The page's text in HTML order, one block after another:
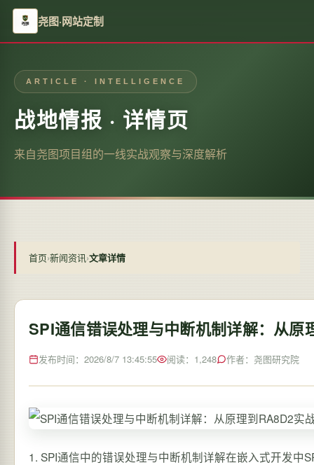
尧图·网站定制
ARTICLE · INTELLIGENCE
战地情报 · 详情页
来自尧图项目组的一线实战观察与深度解析
首页›新闻资讯›文章详情
SPI通信错误处理与中断机制详解：从原
发布时间：2026/8/7 13:45:55 阅读：1,248 作者：尧图研究院
1. SPI通信中的错误处理与中断机制详解在嵌入式开发中SPISerial Peripheral Interface因其协议简单、速率高、硬件资源占用少而备受青睐。无论是驱动一块TFT屏幕、读取一个传感器还是与Flash存储器交换数据SPI都是工程师工具箱里的常客。然而真正让一个SPI通信项目从“能跑”到“跑得稳”的关键往往不在于如何发送和接收数据而在于如何处理那些“万一”的情况——通信出错怎么办数据丢失了怎么知道系统如何及时响应这些异常这些问题恰恰是区分新手和老手的分水岭。最近在基于瑞萨RA8D2系列MCU开发一个高可靠性的数据采集模块时我花了大量时间深挖其SPI模块的用户手册特别是关于错误处理和中断机制的部分。我发现很多开发者包括曾经的我对SPI的理解停留在“四根线、主从通信”的层面对协议栈底层的错误状态机和中斷管理机制一知半解导致项目后期调试时遇到各种灵异问题比如数据偶尔错位、通信莫名挂死排查起来犹如大海捞针。实际上一个健壮的SPI驱动其错误处理和中断管理的代码量有时甚至会超过正常数据收发的逻辑。RA8D2的SPI模块设计得相当细致提供了多种错误检测和灵活的中断源但如何使用好这些功能手册里的流程图和寄存器描述只是骨架真正的血肉——那些“为什么这么做”和“踩过什么坑”——需要在实际项目中才能体会。本文将结合RA8D2的用户手册和我的实战经验为你拆解SPI通信中错误处理与中断机制的每一个细节目标是让你不仅能看懂手册更能写出工业级可靠的SPI驱动代码。2. 核心概念与错误类型解析在深入流程之前我们必须先建立清晰的认知SPI通信中会遇到哪些错误这些错误是如何被硬件检测到的理解这些是设计正确处理逻辑的前提。2.1 SPI通信的四种典型错误根据RA8D2手册的描述其SPI模块主要能检测四种错误每种错误都对应着特定的硬件状态和标志位。2.1.1 模式故障错误 (Mode Fault Error)这是SPI通信中一个比较经典且严重的错误。其触发条件是当SPI模块被配置为从机模式时如果在其正在进行一次串行传输的过程中从开始到结束检测到了其片选信号SSLn0的无效边沿即从有效电平变为无效电平就会产生模式故障错误。为什么这个错误很严重在SPI协议中片选信号的有效通常为低电平标志着一次通信会话的开始和维持。在从机传输数据期间片选信号被意外取消意味着主从设备之间的通信同步被强行打断此时移位寄存器中的数据可能处于半截状态后续通信的时序将完全混乱。因此RA8D2的硬件在检测到模式故障时会采取最严厉的措施自动清除SPCR寄存器的SPESPI Enable位立即停止所有发送和接收操作相当于对SPI模块进行了一次“急刹车”。2.1.2 溢出错误 (Overrun Error)溢出错误发生在接收端。当接收缓冲区或FIFO已经存满数据即SPSR.SPRF标志为1表示接收缓冲区满但移位寄存器又接收完了一个新的数据字硬件试图将这个新数据写入已满的接收缓冲区时就会发生溢出错误。生活化类比想象一个流水线工人移位寄存器正在把产品数据放进一个篮子里接收缓冲区。篮子满了SPRF1但工人没有停下来又拿起了一个新产品试图塞进去这个“塞”的动作就导致了溢出——新产品要么塞不进去丢失了要么把篮子里的某个产品挤掉了。在SPI通信中这意味着数据丢失。硬件会设置SPSR.OVRF溢出标志。2.1.3 奇偶校验错误 (Parity Error)这是一个可选的错误检测功能。当SPI模块的奇偶校验功能被启用相关寄存器位使能后发送方会在数据帧中添加一个校验位接收方则根据收到的数据计算校验位并与收到的校验位进行比较。如果两者不一致则说明数据传输过程中可能发生了位错误硬件会设置SPSR.PERF奇偶校验错误标志。2.1.4 下溢错误 (Underrun Error)下溢错误发生在发送端。当SPI模块被配置为从机并且需要输出数据即作为发送方时如果主机发来的时钟信号已经开始但从机的发送缓冲区或FIFO却是空的没有数据可以移出到MOSI线上此时就会发生下溢错误硬件设置SPSR.UDRF标志。关键点对于RA8D2手册特别指出当发生模式故障错误时硬件会自动清零SPE位。但对于溢出、奇偶校验和下溢错误硬件不会自动停止SPI模块SPE位保持不变。这意味着如果不对这些错误进行处理SPI模块会继续运行而错误状态可能会持续累积或引发更奇怪的问题。因此瑞萨官方建议对于模式故障以外的错误软件应该主动清除SPE位来停止操作。2.2 中断源与事件输出除了错误标志SPI模块还提供了丰富的中断源来通知CPU特定事件的发生这对于实现高效、低延迟的通信至关重要。2.2.1 五大中断源接收缓冲区满中断 (SPIi_SPRI)当接收缓冲区有数据可读时触发。这是最常用的中断用于及时读取接收到的数据避免溢出。发送缓冲区空中断 (SPIi_SPTI)当发送缓冲区为空可以写入新的待发送数据时触发。用于实现连续、流式的数据发送。SPI错误中断 (SPIi_SPEI)这是一个复合中断源。当SPSR.MODF、OVRF、PERF或UDRF这四个错误标志中的任何一个被置位且错误中断使能位SPCR.SPEIE1时都会触发同一个SPIi_SPEI中断。因此在SPIi_SPEI的中断服务程序里第一件事就是查询SPSR寄存器确定具体是哪种错误。SPI空闲中断 (SPIi_SPII)当SPI模块的移位寄存器空闲没有正在进行的传输时触发。可用于检测通信间歇或作为DMA传输完成的辅助判断。通信结束中断 (SPIi_SPCEND)当一次帧通信或序列通信完成时触发。在复杂的多帧传输场景中非常有用。2.2.2 中断与DMA/DTC的联动RA8D2的SPI中断可以与DMA控制器DMAC或数据传输控制器DTC联动实现数据搬运的硬件自动化极大减轻CPU负担。可触发DMA/DTCSPIi_SPRI接收满和SPIi_SPTI发送空这两个中断可以配置为触发DMA/DTC传输。例如可以设置当接收缓冲区满时自动触发DTC将数据搬运到用户指定的内存数组。不可触发DMA/DTC错误中断SPIi_SPEI、空闲中断SPIi_SPII和通信结束中断SPIi_SPCEND通常用于状态监控和错误处理不直接用于数据搬运。2.2.3 一个关键的硬件特性中断请求保持手册中提到了一个容易忽略但非常重要的细节如果产生发送空中断或接收满中断的条件成立时其对应的ICU中断标志ICU.IELSRn.IR已经为1即上一个中断请求尚未被处理那么这个新的中断请求不会被立即输出到ICU而是在模块内部被保持**每种中断源最多保持一个请求。只有当ICU.IELSRn.IR标志被软件清零后这个被保持的请求才会输出。这意味着什么如果你的中断服务程序ISR处理得太慢或者在ISR中没有及时清除中断标志可能会“错过”一次中断事件。但实际上数据事件如缓冲区又满了已经发生。好在硬件帮你“记住”了一次等你清完标志后立刻再次通知你。这要求我们在编写ISR时必须高效并且要在ISR的合适位置及时清除对应的中断标志。3. 主模式下的错误处理流程实战拆解手册中的图43.67提供了一个主模式下的错误处理流程图。这个流程图是纲领但直接照着写代码肯定会踩坑。我们来把它翻译成可执行的逻辑并加入大量手册上没写的“潜规则”。3.1 错误处理的核心状态机整个错误处理可以看作一个状态机其核心步骤如下错误检测通过查询SPSR中的错误标志位MODF,OVRF,PERF,UDRF或等待SPIi_SPEI错误中断触发。错误判定与紧急制动判断错误类型。如果是模式故障MODF硬件已停用SPISPE0软件需要额外确认SSLn0引脚是否已恢复到无效电平。如果是其他错误OVRF/PERF/UDRF软件必须手动清除SPE位来停止SPI这是防止错误扩大的关键一步。清理现场禁用所有SPI相关中断SPTIE,SPRIE,SPEIE,SPIIE,CENDIE防止在清理过程中产生新的中断干扰。必须清除ICU中的中断标志ICU.IELSRn.IR否则该中断线会持续为有效状态。读取残留数据如果是因为接收相关错误如溢出在清理之前强烈建议读取一次接收缓冲区SPDR。这可以清空可能存在的无效数据并复位内部状态机。复位与重初始化通过设置SPFCR.SPFRST1来复位FIFO。然后根据错误性质决定是进行局部配置恢复还是完整的SPI模块重新初始化从设置I/O端口、配置寄存器开始。恢复运行重新使能SPE位和所需的中断回到正常的传输/接收处理流程。3.2 关键代码实现与避坑指南以下是一个基于RA8D2的主模式SPI错误中断服务例程的伪代码框架其中包含了大量实践中的注意事项。/** * brief SPI错误中断服务例程 (SPIi_SPEI) * note 此中断由 MODF, OVRF, PERF, UDRF 任一错误触发 */ void SPI0_SPEI_IRQHandler(void) { uint32_t spsr_reg; uint32_t error_type 0; // 步骤1: 立即读取并保存错误状态 spsr_reg SPI0.SPSR.WORD; // 读取SPSR这个操作本身可能会清除某些标志需查手册 // 步骤2: 判断具体错误来源 if (spsr_reg SPI_SPSR_MODF_Msk) { error_type | ERROR_MODE_FAULT; // 模式故障硬件已自动清除SPE通信已停止。 // 首要任务确认SSL线状态避免电平冲突。 while((PORTx.PIDR.BIT.Bn 0x01) ! SSL_INACTIVE_LEVEL) { // 等待SSL引脚变为无效电平例如高电平 // 此处可加入超时机制防止死循环 } } if (spsr_reg SPI_SPSR_OVRF_Msk) { error_type | ERROR_OVERRUN; // 溢出错误软件必须手动停止SPI SPI0.SPCR.BIT.SPE 0; // 关键操作 } if (spsr_reg SPI_SPSR_PERF_Msk) { error_type | ERROR_PARITY; SPI0.SPCR.BIT.SPE 0; // 手动停止 } if (spsr_reg SPI_SPSR_UDRF_Msk) { error_type | ERROR_UNDERRUN; // 下溢错误在主模式下较少见但处理原则一致 SPI0.SPCR.BIT.SPE 0; } // 步骤3: 清除SPI模块内部的错误标志位 // 通过向SPSRC寄